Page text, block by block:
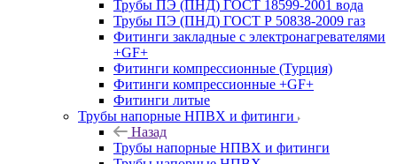
Трубы ПЭ (ПНД) ГОСТ 18599-2001 вода
Трубы ПЭ (ПНД) ГОСТ Р 50838-2009 газ
Фитинги закладные с электронагревателями
+GF+
Фитинги компрессионные (Турция)
Фитинги компрессионные +GF+
Фитинги литые
Трубы напорные НПВХ и фитинги
Назад
Трубы напорные НПВХ и фитинги